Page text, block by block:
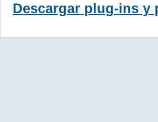
Descargar plug-ins y